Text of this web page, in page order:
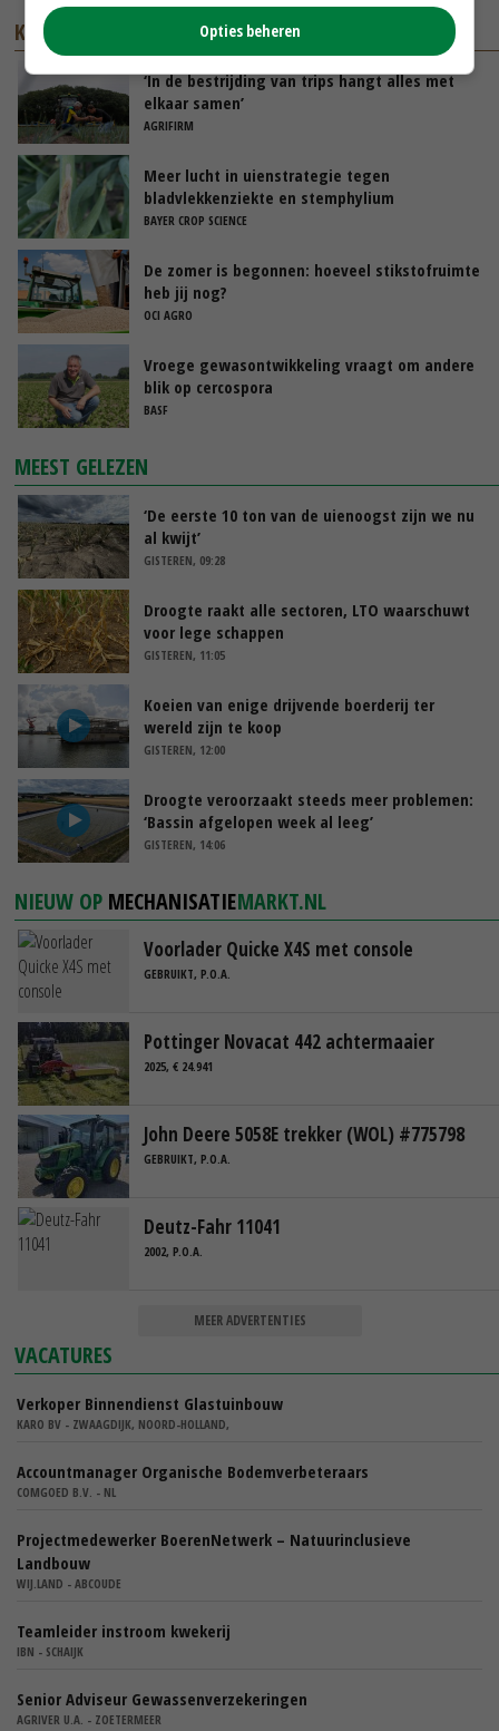
KENNISPARTNERS
‘In de bestrijding van trips hangt alles met
elkaar samen’
AGRIFIRM
Meer lucht in uienstrategie tegen
bladvlekkenziekte en stemphylium
BAYER CROP SCIENCE
De zomer is begonnen: hoeveel stikstofruimte
heb jij nog?
OCI AGRO
Vroege gewasontwikkeling vraagt om andere
blik op cercospora
BASF
MEEST GELEZEN
‘De eerste 10 ton van de uienoogst zijn we nu
al kwijt’
GISTEREN, 09:28
Droogte raakt alle sectoren, LTO waarschuwt
voor lege schappen
GISTEREN, 11:05
Koeien van enige drijvende boerderij ter
wereld zijn te koop
GISTEREN, 12:00
Droogte veroorzaakt steeds meer problemen:
‘Bassin afgelopen week al leeg’
GISTEREN, 14:06
NIEUW OP MECHANISATIEMARKT.NL
Voorlader Quicke X4S met console
GEBRUIKT, P.O.A.
Pottinger Novacat 442 achtermaaier
2025, € 24.941
John Deere 5058E trekker (WOL) #775798
GEBRUIKT, P.O.A.
Deutz-Fahr 11041
2002, P.O.A.
MEER ADVERTENTIES
VACATURES
Verkoper Binnendienst Glastuinbouw
KARO BV - ZWAAGDIJK, NOORD-HOLLAND,
Accountmanager Organische Bodemverbeteraars
COMGOED B.V. - NL
Projectmedewerker BoerenNetwerk – Natuurinclusieve
Landbouw
WIJ.LAND - ABCOUDE
Teamleider instroom kwekerij
IBN - SCHAIJK
Senior Adviseur Gewassenverzekeringen
AGRIVER U.A. - ZOETERMEER
Opties beheren